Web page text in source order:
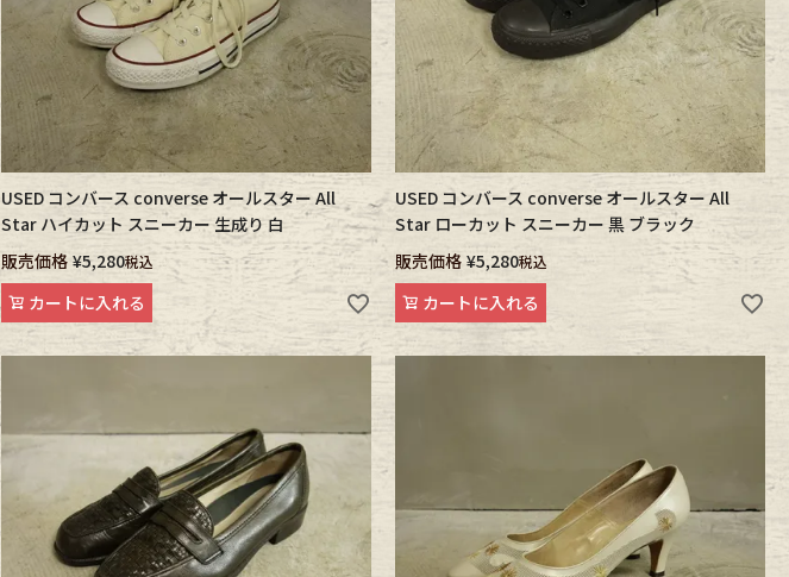
USED コンバース converse オールスター All
Star ハイカット スニーカー 生成り 白
販売価格 ¥5,280税込
カートに入れる
USED コンバース converse オールスター All
Star ローカット スニーカー 黒 ブラック
販売価格 ¥5,280税込
カートに入れる